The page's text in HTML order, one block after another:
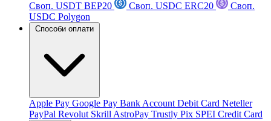
Своп. USDT BEP20
Своп. USDC ERC20
Своп.
USDC Polygon
Способи оплати
Apple Pay Google Pay Bank Account Debit Card Neteller
PayPal Revolut Skrill AstroPay Trustly Pix SPEI Credit Card